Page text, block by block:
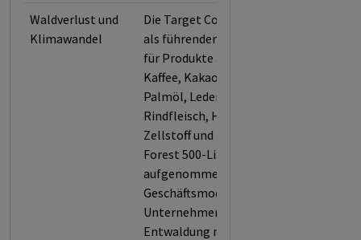
Waldverlust und
Klimawandel
Die Target Corporation wurde
als führender Einzelhändler
für Produkte auf Basis von
Kaffee, Kakao, Gummi,
Palmöl, Leder, Soja,
Rindfleisch, Holz sowie
Zellstoff und Papier in die
Forest 500-Liste
aufgenommen, weil das
Geschäftsmodell des
Unternehmens die
Entwaldung maßgeblich